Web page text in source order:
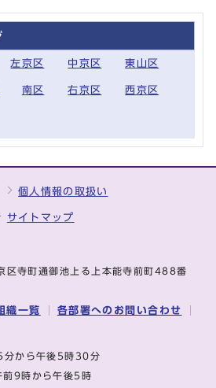
左京区 中京区 東山区
南区 右京区 西京区
個人情報の取扱い
サイトマップ
寺町通御池上る上本能寺前町488番
織一覧 各部署へのお問い合わせ
分から午後5時30分
前9時から午後5時